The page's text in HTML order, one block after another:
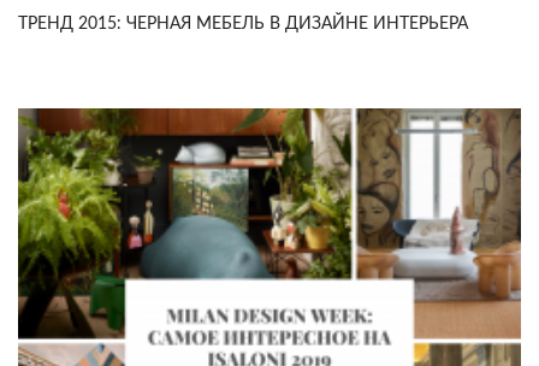
ТРЕНД 2015: ЧЕРНАЯ МЕБЕЛЬ В ДИЗАЙНЕ ИНТЕРЬЕРА